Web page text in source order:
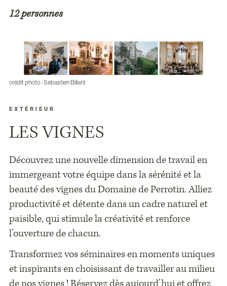
12 personnes
crédit photo : Sebastien Billant
EXTÉRIEUR
LES VIGNES
Découvrez une nouvelle dimension de travail en
immergeant votre équipe dans la sérénité et la
beauté des vignes du Domaine de Perrotin. Alliez
productivité et détente dans un cadre naturel et
paisible, qui stimule la créativité et renforce
l’ouverture de chacun.
Transformez vos séminaires en moments uniques
et inspirants en choisissant de travailler au milieu